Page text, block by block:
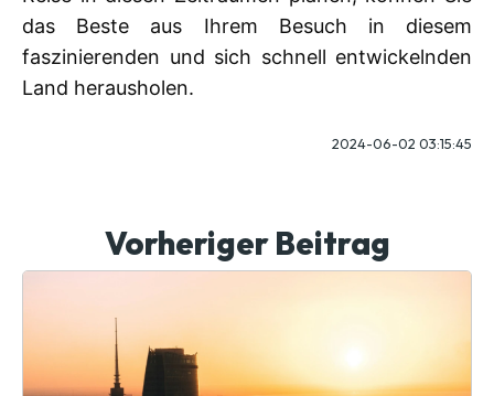
das Beste aus Ihrem Besuch in diesem
faszinierenden und sich schnell entwickelnden
Land herausholen.
2024-06-02 03:15:45
Vorheriger Beitrag